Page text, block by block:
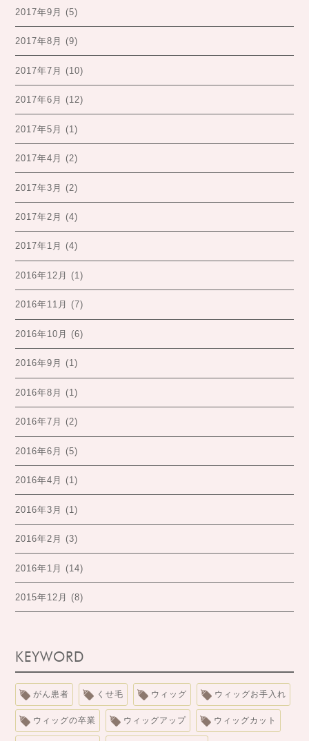
2017年9月 (5)
2017年8月 (9)
2017年7月 (10)
2017年6月 (12)
2017年5月 (1)
2017年4月 (2)
2017年3月 (2)
2017年2月 (4)
2017年1月 (4)
2016年12月 (1)
2016年11月 (7)
2016年10月 (6)
2016年9月 (1)
2016年8月 (1)
2016年7月 (2)
2016年6月 (5)
2016年4月 (1)
2016年3月 (1)
2016年2月 (3)
2016年1月 (14)
2015年12月 (8)
KEYWORD
がん患者 くせ毛 ウィッグ ウィッグお手入れ
ウィッグの卒業 ウィッグアップ ウィッグカット